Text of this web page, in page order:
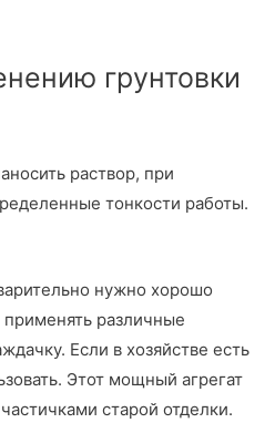
грунтовки
раствор, при
тонкости работы.
нужно хорошо
применять различные
Если в хозяйстве есть
Этот мощный агрегат
старой отделки.